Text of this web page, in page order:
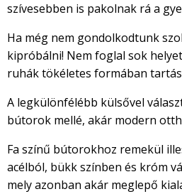
szívesebben is pakolnak rá a
Ha még nem gondolkodtunk
kipróbálni! Nem foglal sok
ruhák tökéletes formában
A legkülönfélébb külsővel
bútorok mellé, akár modern
Fa színű bútorokhoz remekül
acélból, bükk színben és króm
mely azonban akár meglepő